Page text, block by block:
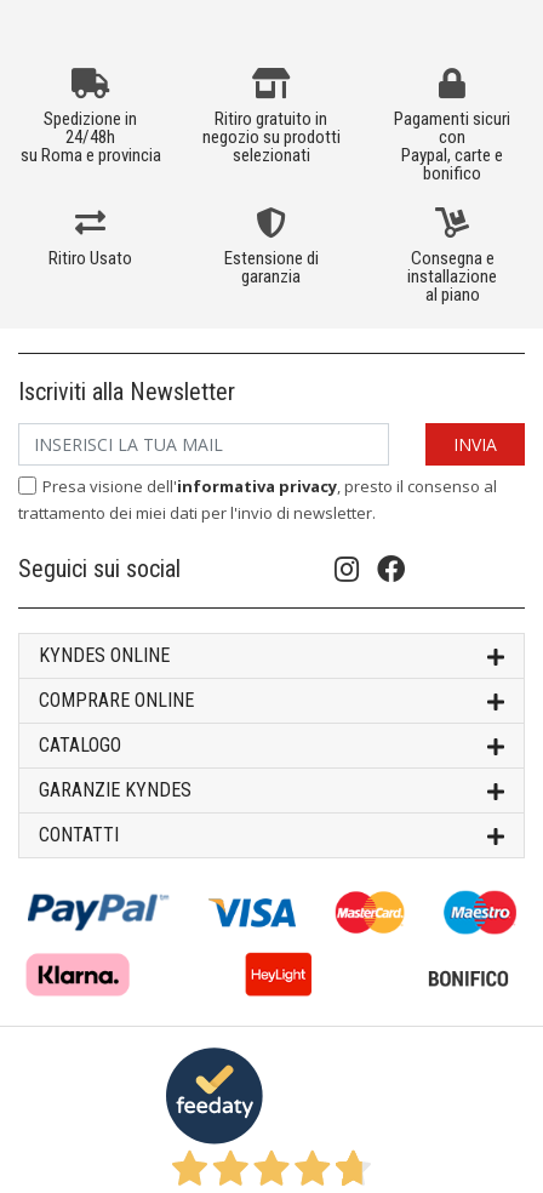
Spedizione in
24/48h
su Roma e provincia
Ritiro gratuito in
negozio su prodotti
selezionati
Pagamenti sicuri
con
Paypal, carte e
bonifico
Ritiro Usato
Estensione di
garanzia
Consegna e
installazione
al piano
Iscriviti alla Newsletter
Presa visione dell'informativa privacy, presto il consenso al
trattamento dei miei dati per l'invio di newsletter.
Seguici sui social
KYNDES ONLINE
COMPRARE ONLINE
CATALOGO
GARANZIE KYNDES
CONTATTI